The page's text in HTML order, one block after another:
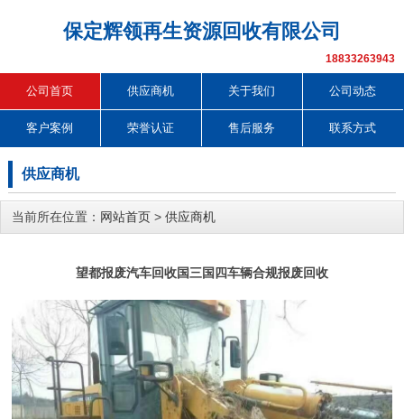
保定辉领再生资源回收有限公司
18833263943
公司首页 供应商机 关于我们 公司动态
客户案例 荣誉认证 售后服务 联系方式
供应商机
当前所在位置： 网站首页 > 供应商机
望都报废汽车回收国三国四车辆合规报废回收